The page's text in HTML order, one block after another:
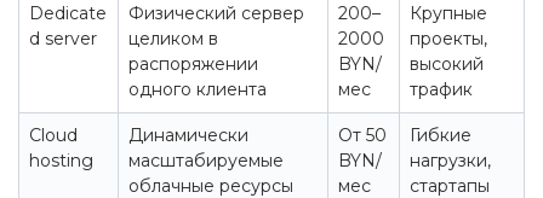
Dedicate
d server
Физический сервер
целиком в
распоряжении
одного клиента
200–
2000
BYN/
мес
Крупные
проекты,
высокий
трафик
Cloud
hosting
Динамически
масштабируемые
облачные ресурсы
От 50
BYN/
мес
Гибкие
нагрузки,
стартапы